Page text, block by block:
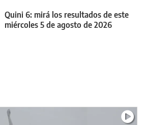
Quini 6: mirá los resultados de este
miércoles 5 de agosto de 2026